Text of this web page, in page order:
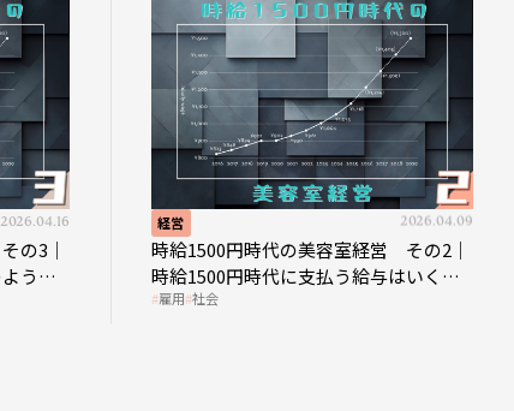
2026.04.16
の3｜
うな
経営 2026.04.09
時給1500円時代の美容室経営 その2｜
時給1500円時代に支払う給与はいくら
なのか
雇用 社会